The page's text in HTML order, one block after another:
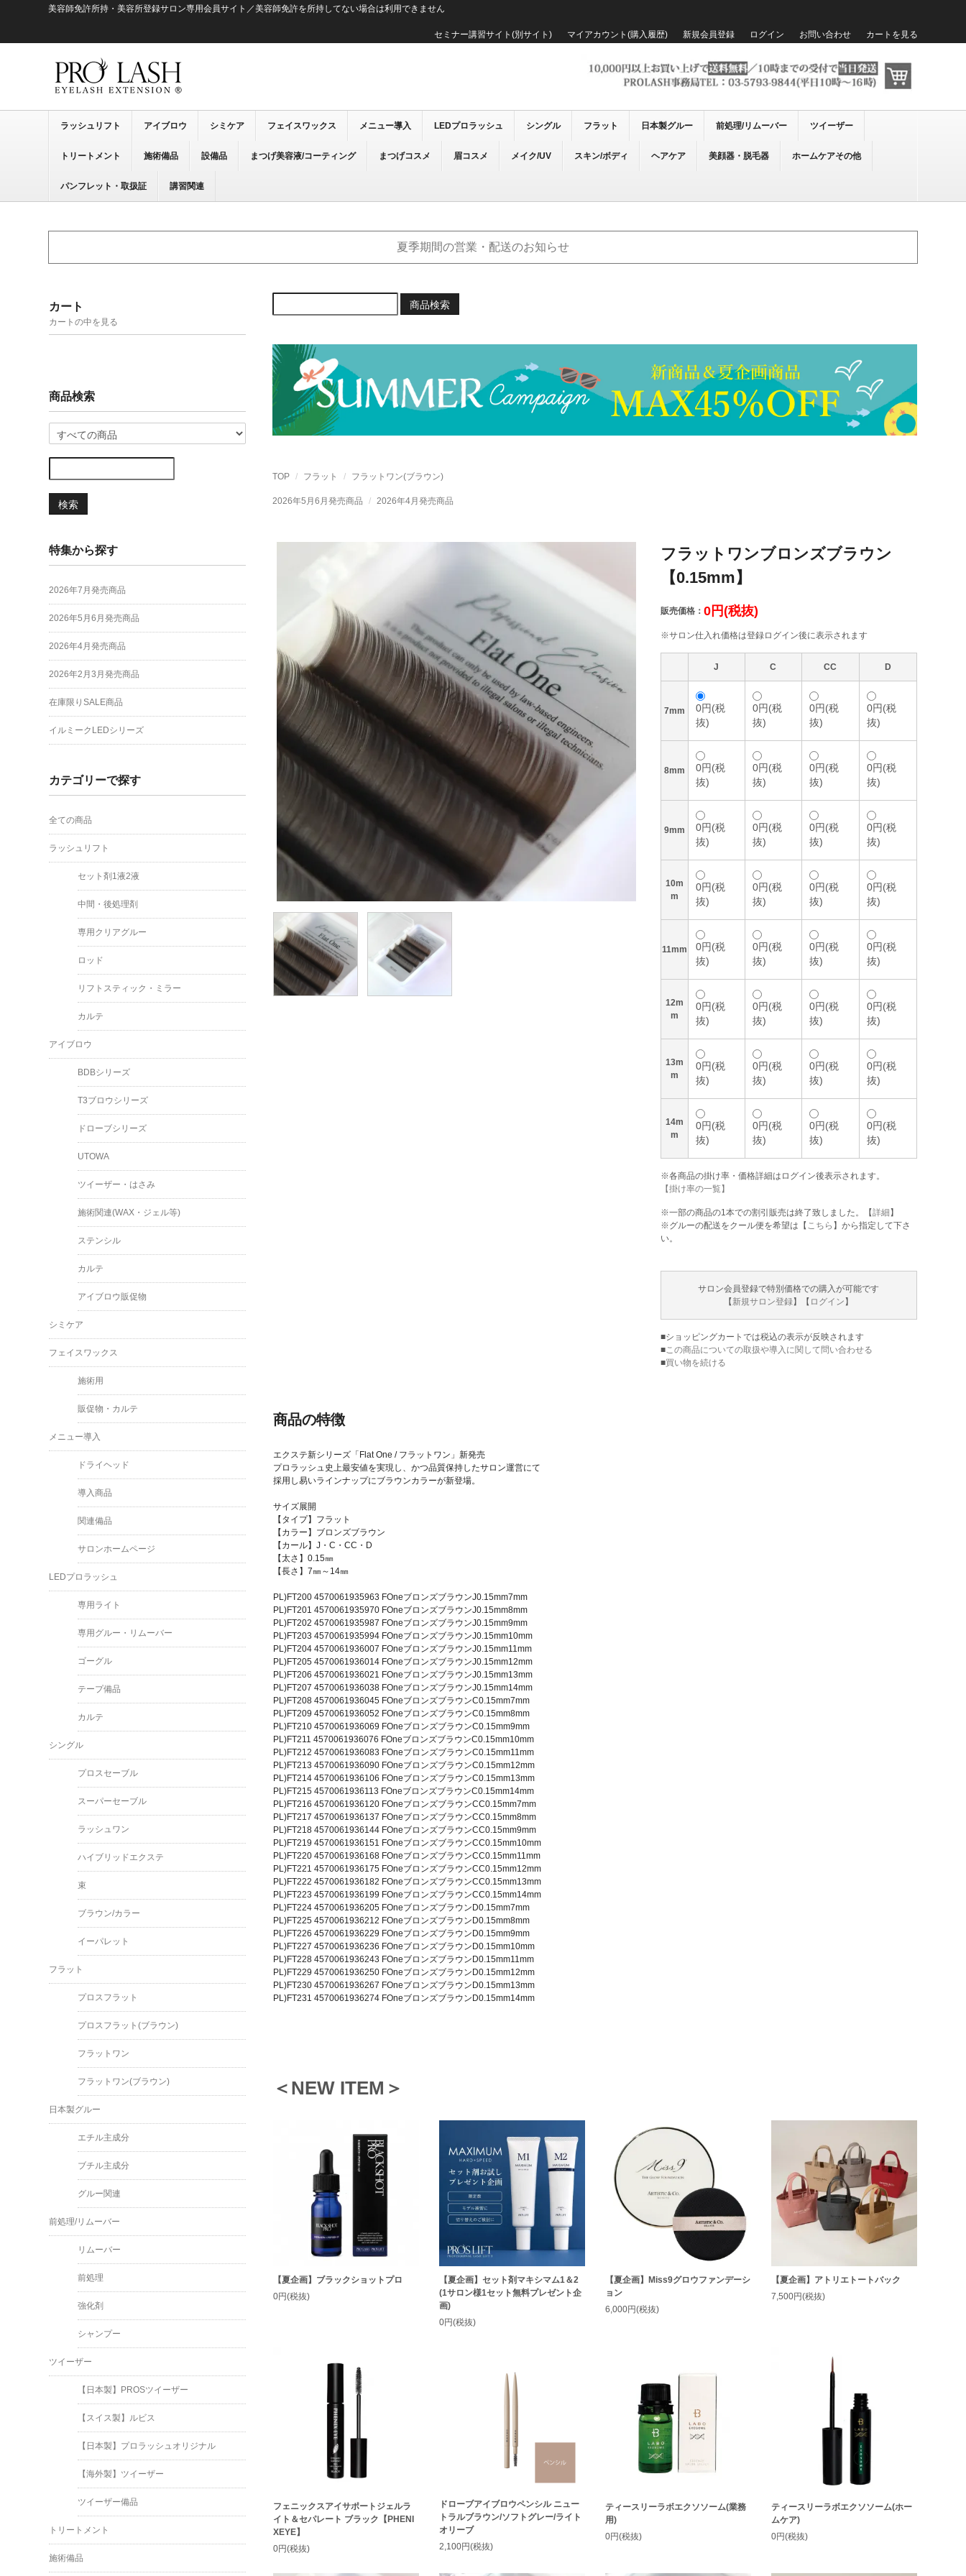
美容師免許所持・美容所登録サロン専用会員サイト／美容師免許を所持してない場合は利用できません
セミナー講習サイト(別サイト) マイアカウント(購入履歴) 新規会員登録 ログイン お問い合わせ カートを見る
ラッシュリフト アイブロウ シミケア フェイスワックス メニュー導入 LEDプロラッシュ シングル フラット 日本製グルー 前処理/リムーバー ツイーザー
トリートメント 施術備品 設備品 まつげ美容液/コーティング まつげコスメ 眉コスメ メイク/UV スキン/ボディ ヘアケア 美顔器・脱毛器 ホームケアその他
パンフレット・取扱証 講習関連
夏季期間の営業・配送のお知らせ
商品検索
TOP フラット フラットワン(ブラウン)
2026年5月6月発売商品 2026年4月発売商品
フラットワンブロンズブラウン
【0.15mm】
販売価格： 0円(税抜)
※サロン仕入れ価格は登録ログイン後に表示されます
J C CC D
7mm
0円(税
抜)
0円(税
抜)
0円(税
抜)
0円(税
抜)
8mm
0円(税
抜)
0円(税
抜)
0円(税
抜)
0円(税
抜)
9mm
0円(税
抜)
0円(税
抜)
0円(税
抜)
0円(税
抜)
10m
m
0円(税
抜)
0円(税
抜)
0円(税
抜)
0円(税
抜)
11mm
0円(税
抜)
0円(税
抜)
0円(税
抜)
0円(税
抜)
12m
m
0円(税
抜)
0円(税
抜)
0円(税
抜)
0円(税
抜)
13m
m
0円(税
抜)
0円(税
抜)
0円(税
抜)
0円(税
抜)
14m
m
0円(税
抜)
0円(税
抜)
0円(税
抜)
0円(税
抜)
※各商品の掛け率・価格詳細はログイン後表示されます。
【掛け率の一覧】
※一部の商品の1本での割引販売は終了致しました。【詳細】
※グルーの配送をクール便を希望は【 こちら 】から指定して下さ
い。
サロン会員登録で特別価格での購入が可能です
【新規サロン登録】【 ログイン】
■ショッピングカートでは税込の表示が反映されます
■この商品についての取扱や導入に関して問い合わせる
■買い物を続ける
商品の特徴
エクステ新シリーズ「Flat One / フラットワン」新発売
プロラッシュ史上最安値を実現し、かつ品質保持したサロン運営にて
採用し易いラインナップにブラウンカラーが新登場。
サイズ展開
【タイプ】フラット
【カラー】ブロンズブラウン
【カール】J・C・CC・D
【太さ】0.15㎜
【長さ】7㎜～14㎜
PL)FT200 4570061935963 FOneブロンズブラウンJ0.15mm7mm
PL)FT201 4570061935970 FOneブロンズブラウンJ0.15mm8mm
PL)FT202 4570061935987 FOneブロンズブラウンJ0.15mm9mm
PL)FT203 4570061935994 FOneブロンズブラウンJ0.15mm10mm
PL)FT204 4570061936007 FOneブロンズブラウンJ0.15mm11mm
PL)FT205 4570061936014 FOneブロンズブラウンJ0.15mm12mm
PL)FT206 4570061936021 FOneブロンズブラウンJ0.15mm13mm
PL)FT207 4570061936038 FOneブロンズブラウンJ0.15mm14mm
PL)FT208 4570061936045 FOneブロンズブラウンC0.15mm7mm
PL)FT209 4570061936052 FOneブロンズブラウンC0.15mm8mm
PL)FT210 4570061936069 FOneブロンズブラウンC0.15mm9mm
PL)FT211 4570061936076 FOneブロンズブラウンC0.15mm10mm
PL)FT212 4570061936083 FOneブロンズブラウンC0.15mm11mm
PL)FT213 4570061936090 FOneブロンズブラウンC0.15mm12mm
PL)FT214 4570061936106 FOneブロンズブラウンC0.15mm13mm
PL)FT215 4570061936113 FOneブロンズブラウンC0.15mm14mm
PL)FT216 4570061936120 FOneブロンズブラウンCC0.15mm7mm
PL)FT217 4570061936137 FOneブロンズブラウンCC0.15mm8mm
PL)FT218 4570061936144 FOneブロンズブラウンCC0.15mm9mm
PL)FT219 4570061936151 FOneブロンズブラウンCC0.15mm10mm
PL)FT220 4570061936168 FOneブロンズブラウンCC0.15mm11mm
PL)FT221 4570061936175 FOneブロンズブラウンCC0.15mm12mm
PL)FT222 4570061936182 FOneブロンズブラウンCC0.15mm13mm
PL)FT223 4570061936199 FOneブロンズブラウンCC0.15mm14mm
PL)FT224 4570061936205 FOneブロンズブラウンD0.15mm7mm
PL)FT225 4570061936212 FOneブロンズブラウンD0.15mm8mm
PL)FT226 4570061936229 FOneブロンズブラウンD0.15mm9mm
PL)FT227 4570061936236 FOneブロンズブラウンD0.15mm10mm
PL)FT228 4570061936243 FOneブロンズブラウンD0.15mm11mm
PL)FT229 4570061936250 FOneブロンズブラウンD0.15mm12mm
PL)FT230 4570061936267 FOneブロンズブラウンD0.15mm13mm
PL)FT231 4570061936274 FOneブロンズブラウンD0.15mm14mm
＜NEW ITEM＞
【夏企画】ブラックショットプロ
0円(税抜)
【夏企画】セット剤マキシマム1＆2
(1サロン様1セット無料プレゼント企
画)
0円(税抜)
【夏企画】Miss9グロウファンデーシ
ョン
6,000円(税抜)
【夏企画】アトリエトートバック
7,500円(税抜)
フェニックスアイサポートジェルラ
イト＆セパレート ブラック【PHENI
XEYE】
0円(税抜)
ドローブアイブロウペンシル ニュー
トラルブラウン/ソフトグレー/ライト
オリーブ
2,100円(税抜)
ティースリーラボエクソソーム(業務
用)
0円(税抜)
ティースリーラボエクソソーム(ホー
ムケア)
0円(税抜)
カート
カートの中を見る
商品検索
検索
特集から探す
2026年7月発売商品
2026年5月6月発売商品
2026年4月発売商品
2026年2月3月発売商品
在庫限りSALE商品
イルミークLEDシリーズ
カテゴリーで探す
全ての商品
ラッシュリフト
セット剤1液2液
中間・後処理剤
専用クリアグルー
ロッド
リフトスティック・ミラー
カルテ
アイブロウ
BDBシリーズ
T3ブロウシリーズ
ドローブシリーズ
UTOWA
ツイーザー・はさみ
施術関連(WAX・ジェル等)
ステンシル
カルテ
アイブロウ販促物
シミケア
フェイスワックス
施術用
販促物・カルテ
メニュー導入
ドライヘッド
導入商品
関連備品
サロンホームページ
LEDプロラッシュ
専用ライト
専用グルー・リムーバー
ゴーグル
テープ備品
カルテ
シングル
プロスセーブル
スーパーセーブル
ラッシュワン
ハイブリッドエクステ
束
ブラウン/カラー
イーパレット
フラット
プロスフラット
プロスフラット(ブラウン)
フラットワン
フラットワン(ブラウン)
日本製グルー
エチル主成分
ブチル主成分
グルー関連
前処理/リムーバー
リムーバー
前処理
強化剤
シャンプー
ツイーザー
【日本製】PROSツイーザー
【スイス製】ルビス
【日本製】プロラッシュオリジナル
【海外製】ツイーザー
ツイーザー備品
トリートメント
施術備品